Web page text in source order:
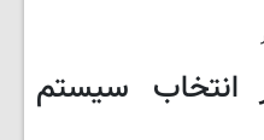
سیستم